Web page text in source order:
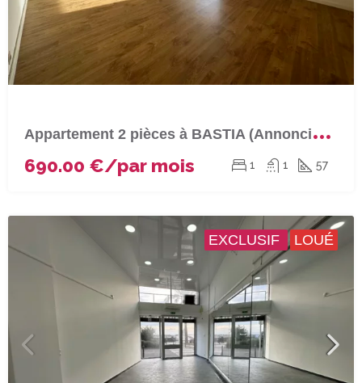
A
ppartement 2 pièces à BASTIA (Annonciade)
690.00 €/par mois 1 1 57
EXCLUSIF LOUÉ